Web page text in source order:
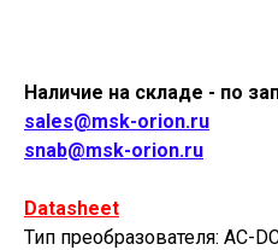
Наличие на складе - по
sales@msk-orion.ru
snab@msk-orion.ru
Datasheet
Тип преобразователя: AC-